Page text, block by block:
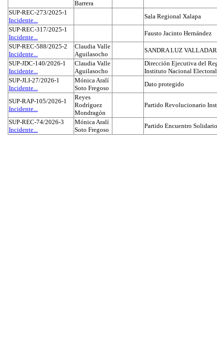
Barrera
SUP-REC-273/2025-1
Incidente...
Sala Regional Xalapa
SUP-REC-317/2025-1
Incidente...
Fausto Jacinto Hernández
SUP-REC-588/2025-2
Incidente...
Claudia Valle
Aguilasocho
SANDRA LUZ
SUP-JDC-140/2026-1
Incidente...
Claudia Valle
Aguilasocho
Dirección Ejecutiva del
Instituto Nacional Electoral
SUP-JLI-27/2026-1
Incidente...
Mónica Aralí
Soto Fregoso
Dato protegido
SUP-RAP-105/2026-1
Incidente...
Reyes
Rodríguez
Mondragón
Partido Revolucionario
SUP-REC-74/2026-3
Incidente...
Mónica Aralí
Soto Fregoso
Partido Encuentro